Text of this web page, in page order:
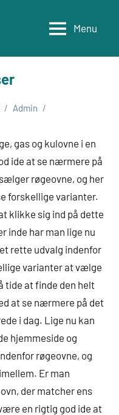
Menu
Admin
gas og kulovne i en
ide at se nærmere på
røgeovne, og her
forskellige varianter.
klikke sig ind på dette
inde har man lige nu
rette udvalg indenfor
varianter at vælge
tide at finde den helt
at se nærmere på det
i dag. Lige nu kan
hjemmeside og
røgeovne, og
Er man
der matcher ens
en rigtig god ide at